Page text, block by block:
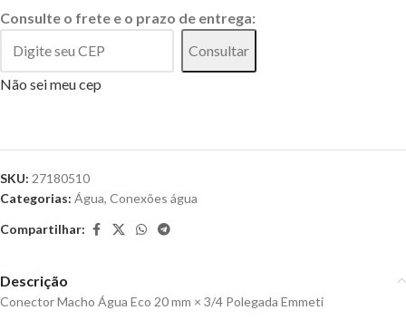
Consulte o frete e o prazo de entrega:
Consultar
Não sei meu cep
SKU: 27180510
Categorias: Água, Conexões água
Compartilhar:
Descrição
Conector Macho Água Eco 20 mm × 3/4 Polegada Emmeti